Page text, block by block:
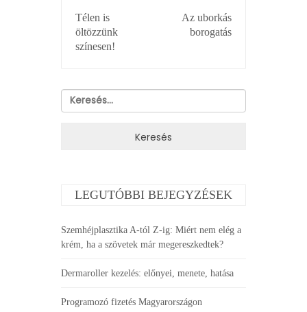
NAVIGÁCIÓ
Télen is
öltözzünk
színesen!
Az uborkás
borogatás
Keresés:
LEGUTÓBBI BEJEGYZÉSEK
Szemhéjplasztika A-tól Z-ig: Miért nem elég a
krém, ha a szövetek már megereszkedtek?
Dermaroller kezelés: előnyei, menete, hatása
Programozó fizetés Magyarországon